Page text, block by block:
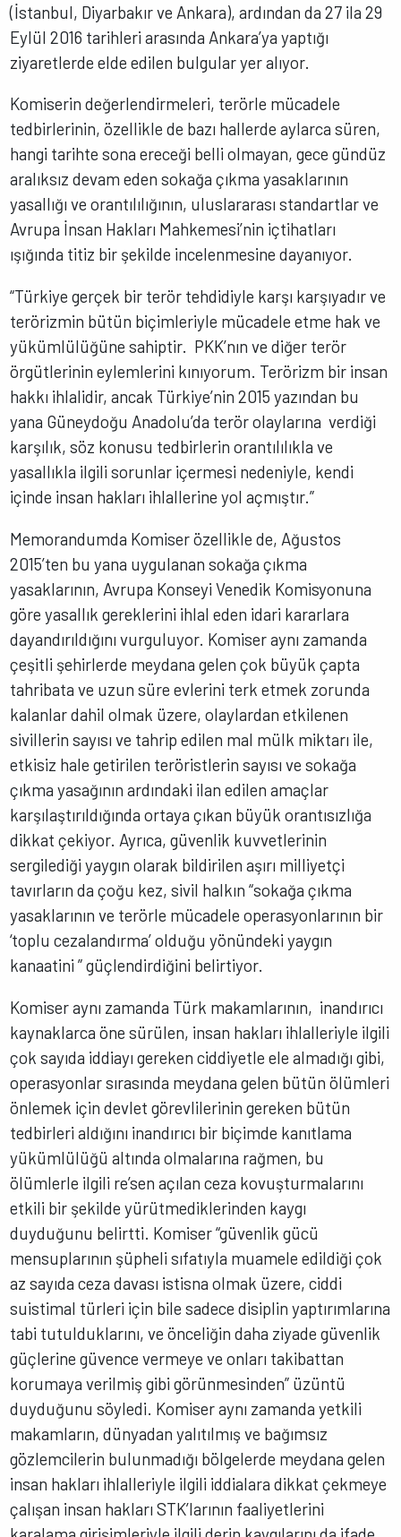
(İstanbul, Diyarbakır ve Ankara), ardından da 27 ila 29
Eylül 2016 tarihleri arasında Ankara’ya yaptığı
ziyaretlerde elde edilen bulgular yer alıyor.
Komiserin değerlendirmeleri, terörle mücadele
tedbirlerinin, özellikle de bazı hallerde aylarca süren,
hangi tarihte sona ereceği belli olmayan, gece gündüz
aralıksız devam eden sokağa çıkma yasaklarının
yasallığı ve orantılılığının, uluslararası standartlar ve
Avrupa İnsan Hakları Mahkemesi’nin içtihatları
ışığında titiz bir şekilde incelenmesine dayanıyor.
“Türkiye gerçek bir terör tehdidiyle karşı karşıyadır ve
terörizmin bütün biçimleriyle mücadele etme hak ve
yükümlülüğüne sahiptir. PKK’nın ve diğer terör
örgütlerinin eylemlerini kınıyorum. Terörizm bir insan
hakkı ihlalidir, ancak Türkiye’nin 2015 yazından bu
yana Güneydoğu Anadolu’da terör olaylarına verdiği
karşılık, söz konusu tedbirlerin orantılılıkla ve
yasallıkla ilgili sorunlar içermesi nedeniyle, kendi
içinde insan hakları ihlallerine yol açmıştır.”
Memorandumda Komiser özellikle de, Ağustos
2015’ten bu yana uygulanan sokağa çıkma
yasaklarının, Avrupa Konseyi Venedik Komisyonuna
göre yasallık gereklerini ihlal eden idari kararlara
dayandırıldığını vurguluyor. Komiser aynı zamanda
çeşitli şehirlerde meydana gelen çok büyük çapta
tahribata ve uzun süre evlerini terk etmek zorunda
kalanlar dahil olmak üzere, olaylardan etkilenen
sivillerin sayısı ve tahrip edilen mal mülk miktarı ile,
etkisiz hale getirilen teröristlerin sayısı ve sokağa
çıkma yasağının ardındaki ilan edilen amaçlar
karşılaştırıldığında ortaya çıkan büyük orantısızlığa
dikkat çekiyor. Ayrıca, güvenlik kuvvetlerinin
sergilediği yaygın olarak bildirilen aşırı milliyetçi
tavırların da çoğu kez, sivil halkın “sokağa çıkma
yasaklarının ve terörle mücadele operasyonlarının bir
‘toplu cezalandırma’ olduğu yönündeki yaygın
kanaatini ” güçlendirdiğini belirtiyor.
Komiser aynı zamanda Türk makamlarının, inandırıcı
kaynaklarca öne sürülen, insan hakları ihlalleriyle ilgili
çok sayıda iddiayı gereken ciddiyetle ele almadığı gibi,
operasyonlar sırasında meydana gelen bütün ölümleri
önlemek için devlet görevlilerinin gereken bütün
tedbirleri aldığını inandırıcı bir biçimde kanıtlama
yükümlülüğü altında olmalarına rağmen, bu
ölümlerle ilgili re’sen açılan ceza kovuşturmalarını
etkili bir şekilde yürütmediklerinden kaygı
duyduğunu belirtti. Komiser “güvenlik gücü
mensuplarının şüpheli sıfatıyla muamele edildiği çok
az sayıda ceza davası istisna olmak üzere, ciddi
suistimal türleri için bile sadece disiplin yaptırımlarına
tabi tutulduklarını, ve önceliğin daha ziyade güvenlik
güçlerine güvence vermeye ve onları takibattan
korumaya verilmiş gibi görünmesinden” üzüntü
duyduğunu söyledi. Komiser aynı zamanda yetkili
makamların, dünyadan yalıtılmış ve bağımsız
gözlemcilerin bulunmadığı bölgelerde meydana gelen
insan hakları ihlalleriyle ilgili iddialara dikkat çekmeye
çalışan insan hakları STK’larının faaliyetlerini